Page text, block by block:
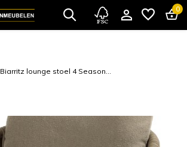
0
Biarritz lounge stoel 4 Season...